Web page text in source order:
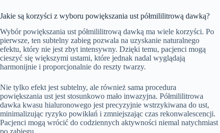
Jakie są korzyści z wyboru powiększania ust półmililitrową dawką?
Wybór powiększania ust półmililitrową dawką ma wiele korzyści. Po
pierwsze, ten subtelny zabieg pozwala na uzyskanie naturalnego
efektu, który nie jest zbyt intensywny. Dzięki temu, pacjenci mogą
cieszyć się większymi ustami, które jednak nadal wyglądają
harmonijnie i proporcjonalnie do reszty twarzy.
Nie tylko efekt jest subtelny, ale również sama procedura
powiększania ust jest stosunkowo mało inwazyjna. Półmililitrowa
dawka kwasu hialuronowego jest precyzyjnie wstrzykiwana do ust,
minimalizując ryzyko powikłań i zmniejszając czas rekonwalescencji.
Pacjenci mogą wrócić do codziennych aktywności niemal natychmiast